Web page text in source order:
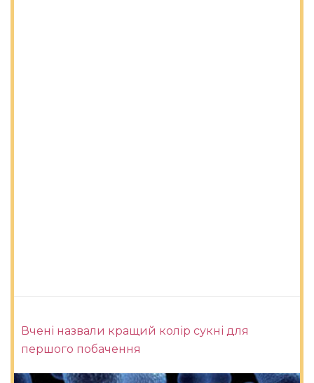
Вчені назвали кращий колір сукні для
першого побачення